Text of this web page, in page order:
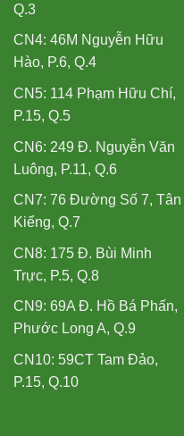
Q.3
CN4: 46M Nguyễn Hữu
Hào, P.6, Q.4
CN5: 114 Phạm Hữu Chí,
P.15, Q.5
CN6: 249 Đ. Nguyễn Văn
Luông, P.11, Q.6
CN7: 76 Đường Số 7, Tân
Kiểng, Q.7
CN8: 175 Đ. Bùi Minh
Trực, P.5, Q.8
CN9: 69A Đ. Hồ Bá Phấn,
Phước Long A, Q.9
CN10: 59CT Tam Đảo,
P.15, Q.10